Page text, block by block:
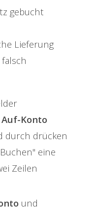
gebucht
Lieferung
Konto
durch drücken
eine
Zeilen
und